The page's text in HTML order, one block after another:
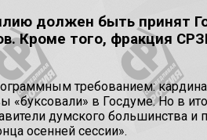
должен быть принят
Кроме того, фракция
требованием:
в Госдуме. Но в
думского большинства
осенней сессии».